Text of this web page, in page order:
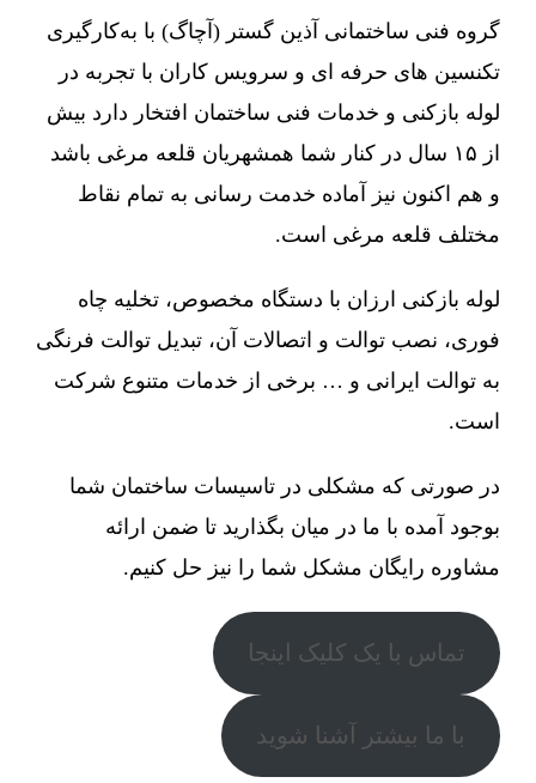
گروه فنی ساختمانی آذین گستر (آچاگ) با به‌کارگیری
تکنسین های حرفه ای و سرویس کاران با تجربه در
لوله بازکنی و خدمات فنی ساختمان افتخار دارد بیش
از ۱۵ سال در کنار شما همشهریان قلعه مرغی باشد
و هم اکنون نیز آماده خدمت رسانی به تمام نقاط
مختلف قلعه مرغی است.
لوله بازکنی ارزان با دستگاه مخصوص، تخلیه چاه
فوری، نصب توالت و اتصالات آن، تبدیل توالت فرنگی
به توالت ایرانی و … برخی از خدمات متنوع شرکت
است.
در صورتی که مشکلی در تاسیسات ساختمان شما
بوجود آمده با ما در میان بگذارید تا ضمن ارائه
مشاوره رایگان مشکل شما را نیز حل کنیم.
تماس با یک کلیک اینجا
با ما بیشتر آشنا شوید